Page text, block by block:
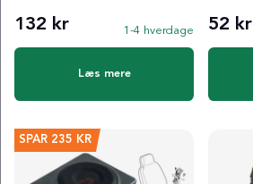
132 kr 1-4 hverdage
Læs mere
52 kr
SPAR 235 KR